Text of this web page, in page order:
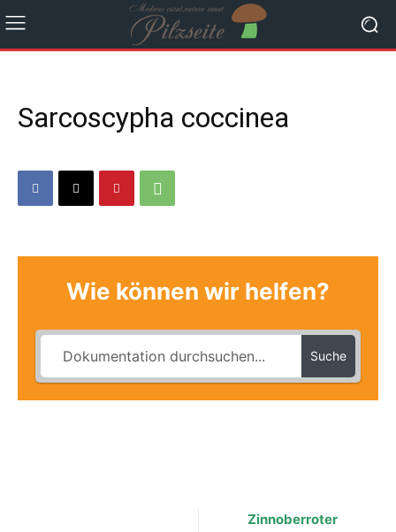
Sarcoscypha coccinea
Wie können wir helfen?
Suche
Zinnoberroter